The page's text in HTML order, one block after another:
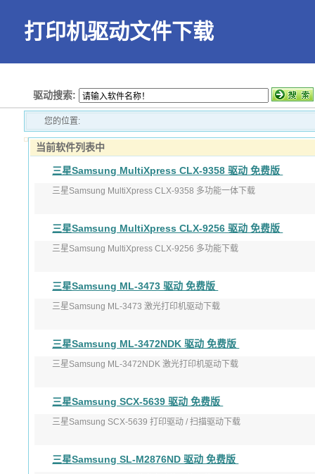
打印机驱动文件下载
驱动搜索:
您的位置:
当前软件列表中
三星Samsung MultiXpress CLX-9358 驱动 免费版
三星Samsung MultiXpress CLX-9358 多功能一体下载
版本：V3.31.19.06
三星Samsung MultiXpress CLX-9256 驱动 免费版
三星Samsung MultiXpress CLX-9256 多功能下载
版本：V3.12.29.0702:53
三星Samsung ML-3473 驱动 免费版
三星Samsung ML-3473 激光打印机驱动下载
版本：V1.00
适用于： ...
三星Samsung ML-3472NDK 驱动 免费版
三星Samsung ML-3472NDK 激光打印机驱动下载
版本：V1.00
适 ...
三星Samsung SCX-5639 驱动 免费版
三星Samsung SCX-5639 打印驱动 / 扫描驱动下载
版本：打印 V3.12.29.08.33 / 扫描 V3.21.65.11
三星Samsung SL-M2876ND 驱动 免费版